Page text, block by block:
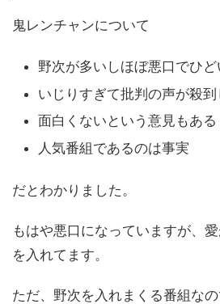
鬼レンチャンについて
野次が多いしほぼ悪口でひど
いじりすぎて批判の声が殺到
面白くないという意見もある
人気番組であるのは事実
だとわかりました。
もはや悪口になっていますが、
を入れてます。
ただ、野次を入れまくる番組な